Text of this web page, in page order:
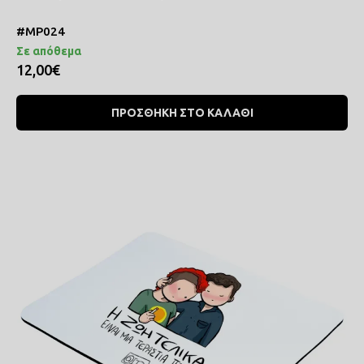
#MP024
Σε απόθεμα
12,00€
ΠΡΟΣΘΗΚΗ ΣΤΟ ΚΑΛΑΘΙ